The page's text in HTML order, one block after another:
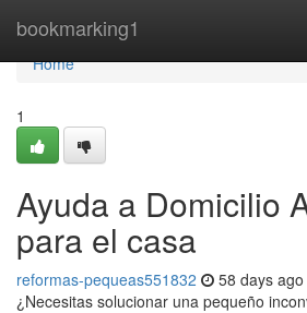
bookmarking1
Home
Home
1
Ayuda a Domicilio
para el casa
reformas-pequeas551832 58 days ago
¿Necesitas solucionar una pequeño